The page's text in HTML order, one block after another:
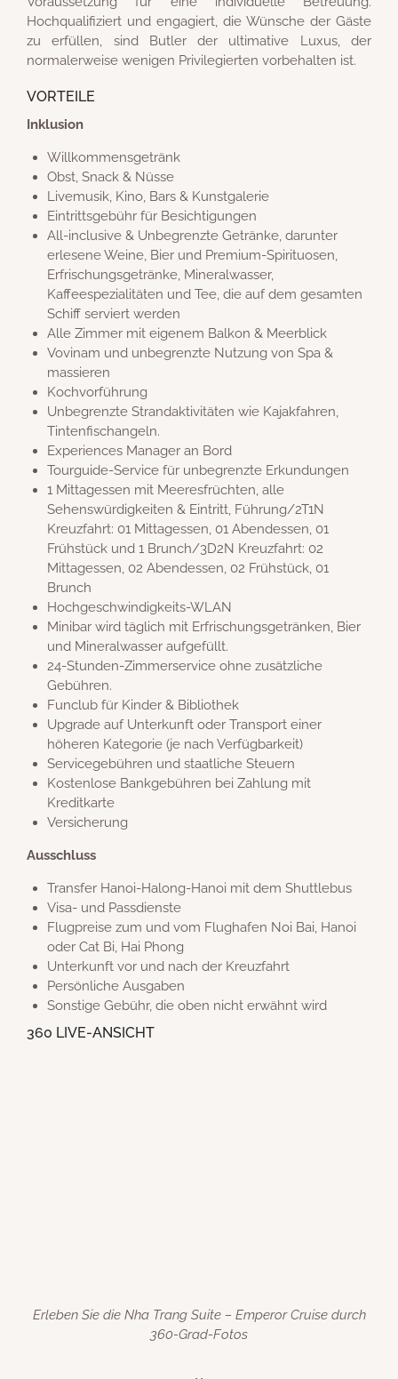
Hochqualifiziert und engagiert, die Wünsche der Gäste
zu erfüllen, sind Butler der ultimative Luxus, der
normalerweise wenigen Privilegierten vorbehalten ist.
VORTEILE
Inklusion
Willkommensgetränk
Obst, Snack & Nüsse
Livemusik, Kino, Bars & Kunstgalerie
Eintrittsgebühr für Besichtigungen
All-inclusive & Unbegrenzte Getränke, darunter
erlesene Weine, Bier und Premium-Spirituosen,
Erfrischungsgetränke, Mineralwasser,
Kaffeespezialitäten und Tee, die auf dem gesamten
Schiff serviert werden
Alle Zimmer mit eigenem Balkon & Meerblick
Vovinam und unbegrenzte Nutzung von Spa &
massieren
Kochvorführung
Unbegrenzte Strandaktivitäten wie Kajakfahren,
Tintenfischangeln.
Experiences Manager an Bord
Tourguide-Service für unbegrenzte Erkundungen
1 Mittagessen mit Meeresfrüchten, alle
Sehenswürdigkeiten & Eintritt, Führung/2T1N
Kreuzfahrt: 01 Mittagessen, 01 Abendessen, 01
Frühstück und 1 Brunch/3D2N Kreuzfahrt: 02
Mittagessen, 02 Abendessen, 02 Frühstück, 01
Brunch
Hochgeschwindigkeits-WLAN
Minibar wird täglich mit Erfrischungsgetränken, Bier
und Mineralwasser aufgefüllt.
24-Stunden-Zimmerservice ohne zusätzliche
Gebühren.
Funclub für Kinder & Bibliothek
Upgrade auf Unterkunft oder Transport einer
höheren Kategorie (je nach Verfügbarkeit)
Servicegebühren und staatliche Steuern
Kostenlose Bankgebühren bei Zahlung mit
Kreditkarte
Versicherung
Ausschluss
Transfer Hanoi-Halong-Hanoi mit dem Shuttlebus
Visa- und Passdienste
Flugpreise zum und vom Flughafen Noi Bai, Hanoi
oder Cat Bi, Hai Phong
Unterkunft vor und nach der Kreuzfahrt
Persönliche Ausgaben
Sonstige Gebühr, die oben nicht erwähnt wird
360 LIVE-ANSICHT
Erleben Sie die Nha Trang Suite – Emperor Cruise durch
360-Grad-Fotos